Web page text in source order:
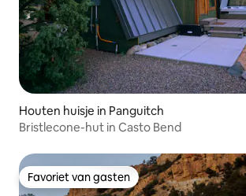
Houten huisje in Panguitch
Bristlecone-hut in Casto Bend
Favoriet van gasten
Favoriet van gasten